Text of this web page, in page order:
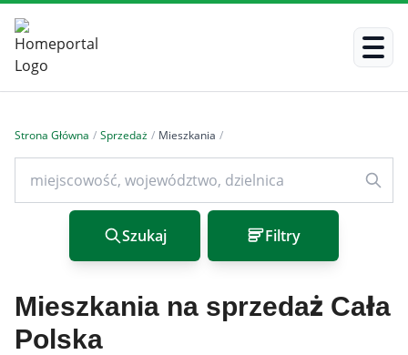
Strona Główna / Sprzedaż / Mieszkania /
Szukaj Filtry
Mieszkania na sprzedaż Cała
Polska